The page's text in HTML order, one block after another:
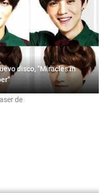
disco, "Miracles in